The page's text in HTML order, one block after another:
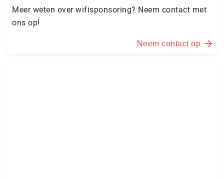
Meer weten over wifisponsoring? Neem contact met
ons op!
Neem contact op